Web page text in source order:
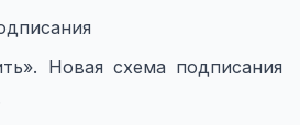
Новая схема подписания